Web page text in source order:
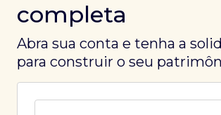
completa
Abra sua conta e tenha a
para construir o seu